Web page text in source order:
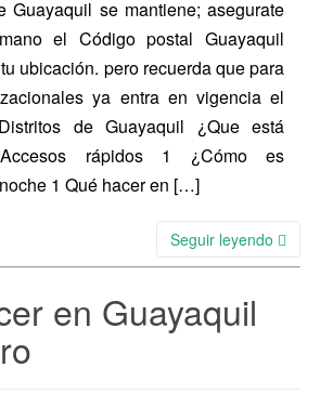
Guayaquil se mantiene; asegurate
el Código postal Guayaquil
ubicación. pero recuerda que para
ya entra en vigencia el
de Guayaquil ¿Que está
rápidos 1 ¿Cómo es
1 Qué hacer en […]
Seguir leyendo
en Guayaquil